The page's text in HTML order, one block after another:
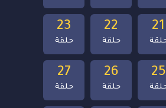
27
حلقة
26
حلقة
25
23
حلقة
22
حلقة
21